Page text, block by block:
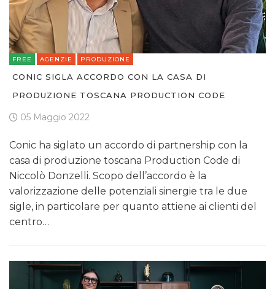
FREE AGENZIE PRODUZIONE
CONIC SIGLA ACCORDO CON LA CASA DI
PRODUZIONE TOSCANA PRODUCTION CODE
05 Maggio 2022
Conic ha siglato un accordo di partnership con la
casa di produzione toscana Production Code di
Niccolò Donzelli. Scopo dell’accordo è la
valorizzazione delle potenziali sinergie tra le due
sigle, in particolare per quanto attiene ai clienti del
centro…